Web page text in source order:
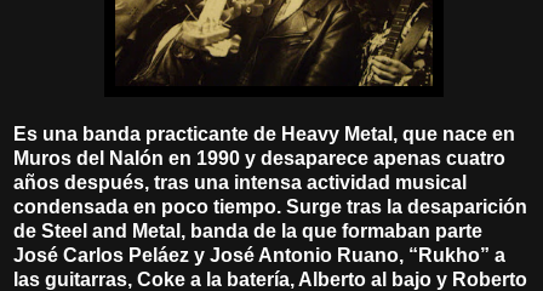
Es una banda practicante de Heavy Metal, que nace en
Muros del Nalón en 1990 y desaparece apenas cuatro
años después, tras una intensa actividad musical
condensada en poco tiempo. Surge tras la desaparición
de Steel and Metal, banda de la que formaban parte
José Carlos Peláez y José Antonio Ruano, “Rukho” a
las guitarras, Coke a la batería, Alberto al bajo y Roberto